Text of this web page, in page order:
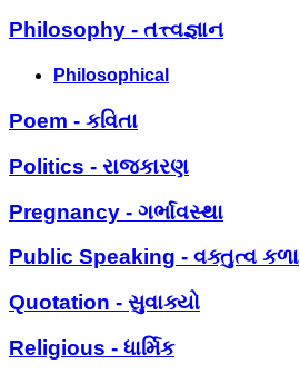
Philosophy - તત્ત્વજ્ઞાન
Philosophical
Poem - કવિતા
Politics - રાજકારણ
Pregnancy - ગર્ભાવસ્થા
Public Speaking - વક્તુત્વ કળા
Quotation - સુવાક્યો
Religious - ધાર્મિક